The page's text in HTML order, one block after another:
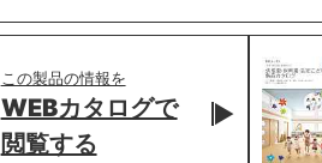
この製品の情報を
WEBカタログで
閲覧する